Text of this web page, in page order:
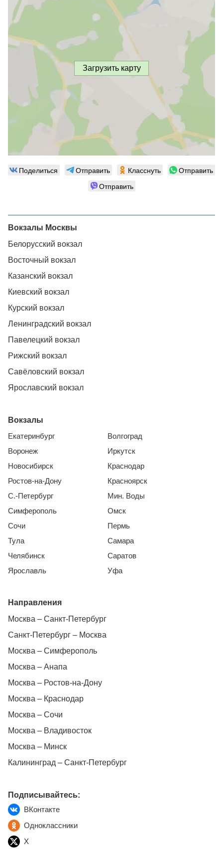
Загрузить карту
Поделиться Отправить Класснуть
Отправить
Отправить
Вокзалы Москвы
Белорусский вокзал
Восточный вокзал
Казанский вокзал
Киевский вокзал
Курский вокзал
Ленинградский вокзал
Павелецкий вокзал
Рижский вокзал
Савёловский вокзал
Ярославский вокзал
Вокзалы
Екатеринбург
Воронеж
Новосибирск
Ростов-на-Дону
С.-Петербург
Симферополь
Сочи
Тула
Челябинск
Ярославль
Волгоград
Иркутск
Краснодар
Красноярск
Мин. Воды
Омск
Пермь
Самара
Саратов
Уфа
Направления
Москва – Санкт-Петербург
Санкт-Петербург – Москва
Москва – Симферополь
Москва – Анапа
Москва – Ростов-на-Дону
Москва – Краснодар
Москва – Сочи
Москва – Владивосток
Москва – Минск
Калининград – Санкт-Петербург
Подписывайтесь:
ВКонтакте
Одноклассники
X